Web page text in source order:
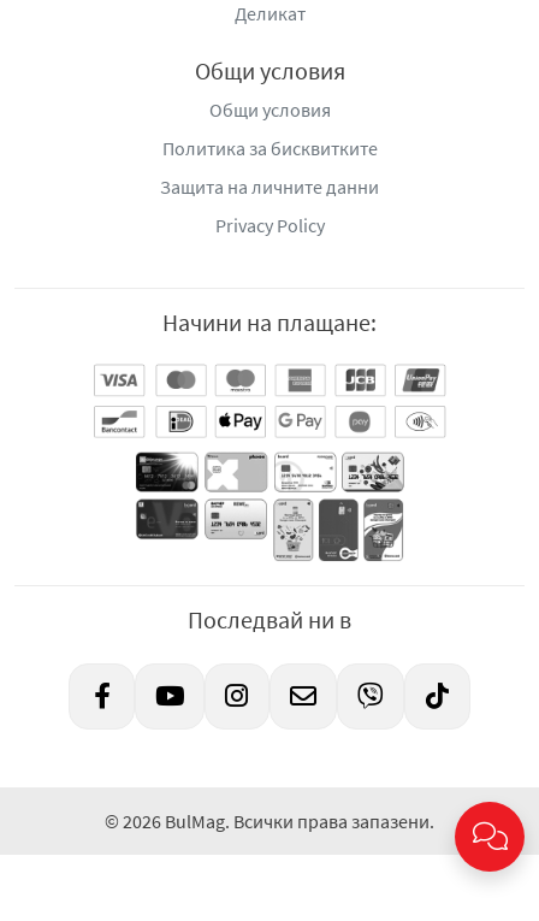
Деликат
Общи условия
Общи условия
Политика за бисквитките
Защита на личните данни
Privacy Policy
Начини на плащане:
Последвай ни в
© 2026 BulMag. Всички права запазени.